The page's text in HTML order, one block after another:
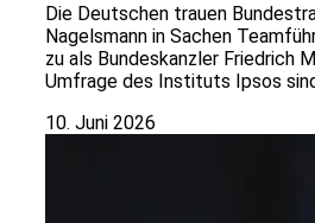
Die Deutschen trauen
Nagelsmann in Sachen
zu als Bundeskanzler Friedrich
Umfrage des Instituts Ipsos
10. Juni 2026